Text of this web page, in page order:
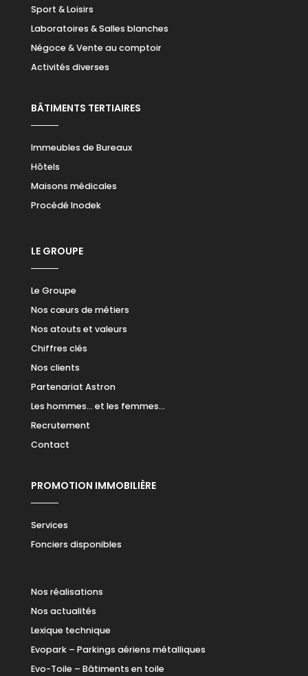
Sport & Loisirs
Laboratoires & Salles blanches
Négoce & Vente au comptoir
Activités diverses
BÂTIMENTS TERTIAIRES
Immeubles de Bureaux
Hôtels
Maisons médicales
Procédé Inodek
LE GROUPE
Le Groupe
Nos cœurs de métiers
Nos atouts et valeurs
Chiffres clés
Nos clients
Partenariat Astron
Les hommes… et les femmes…
Recrutement
Contact
PROMOTION IMMOBILIÈRE
Services
Fonciers disponibles
Nos réalisations
Nos actualités
Lexique technique
Evopark – Parkings aériens métalliques
Evo-Toile – Bâtiments en toile